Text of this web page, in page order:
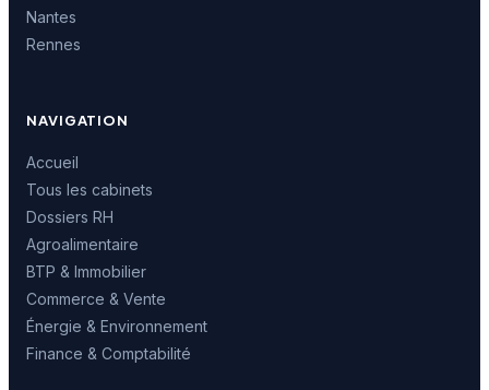
Nantes
Rennes
NAVIGATION
Accueil
Tous les cabinets
Dossiers RH
Agroalimentaire
BTP & Immobilier
Commerce & Vente
Énergie & Environnement
Finance & Comptabilité